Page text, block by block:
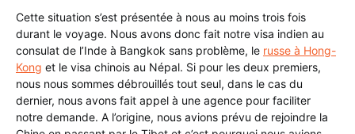
Cette situation s’est présentée à nous au moins trois fois
durant le voyage. Nous avons donc fait notre visa indien au
consulat de l’Inde à Bangkok sans problème, le russe à Hong-
Kong et le visa chinois au Népal. Si pour les deux premiers,
nous nous sommes débrouillés tout seul, dans le cas du
dernier, nous avons fait appel à une agence pour faciliter
notre demande. A l’origine, nous avions prévu de rejoindre la